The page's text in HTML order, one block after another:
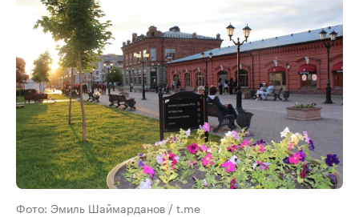
Фото: Эмиль Шаймарданов / t.me